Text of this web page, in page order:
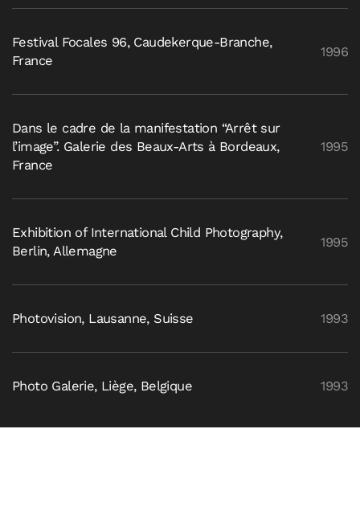
Festival Focales 96, Caudekerque-Branche,
France
1996
Dans le cadre de la manifestation “Arrêt sur
l’image”. Galerie des Beaux-Arts à Bordeaux,
France
1995
Exhibition of International Child Photography,
Berlin, Allemagne
1995
Photovision, Lausanne, Suisse 1993
Photo Galerie, Liège, Belgique 1993